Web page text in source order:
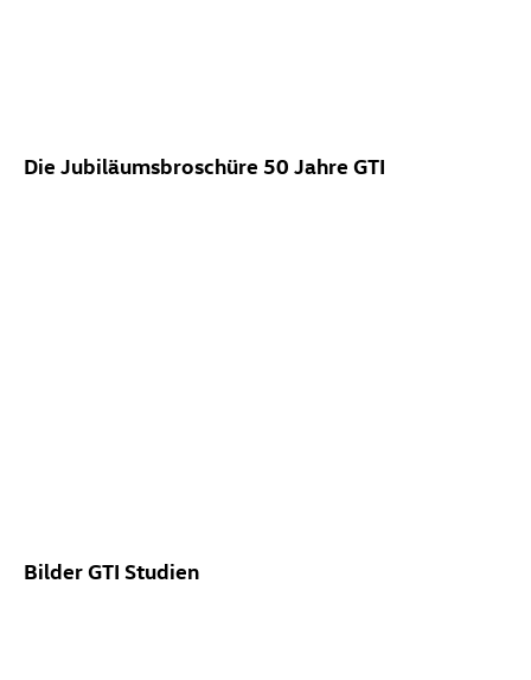
Die Jubiläumsbroschüre 50 Jahre GTI
Bilder GTI Studien